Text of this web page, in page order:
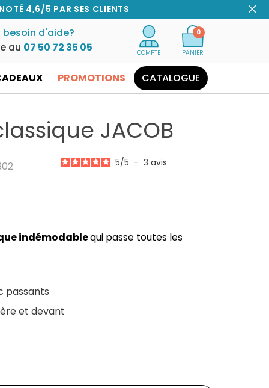
4,6/5 PAR SES CLIENTS
besoin d'aide?
au 07 50 72 35 05 COMPTE PANIER
0
PROMOTIONS CATALOGUE
JACOB
5/5 - 3 avis
indémodablequi passe toutes les
passants
et devant